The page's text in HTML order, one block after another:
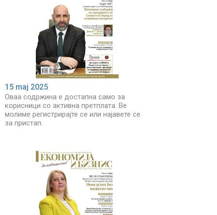
15 maj 2025
Оваа содржина е достапна само за
корисници со активна претплата. Ве
молиме регистрирајте се или најавете се
за пристап.